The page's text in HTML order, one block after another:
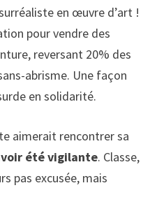
en œuvre d’art !
pour vendre des
reversant 20% des
abrisme. Une façon
en solidarité.
aimerait rencontrer sa
été vigilante. Classe,
pas excusée, mais